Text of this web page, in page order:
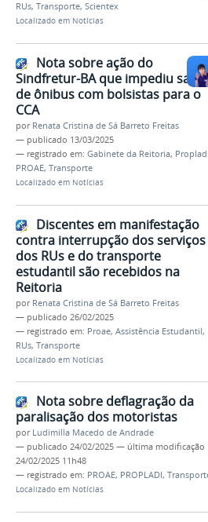
RUs, Transporte, Scientex
Localizado em Notícias
Nota sobre ação do
Sindfretur-BA que impediu saída
de ônibus com bolsistas para o
CCA
por Renata Cristina de Sá Barreto Freitas
— publicado 13/03/2025
— registrado em: Gabinete da Reitoria, Propladi
PROAE, Transporte
Localizado em Notícias
Discentes em manifestação
contra interrupção dos serviços
dos RUs e do transporte
estudantil são recebidos na
Reitoria
por Renata Cristina de Sá Barreto Freitas
— publicado 26/02/2025
— registrado em: Proae, Assistência Estudantil,
RUs, Transporte
Localizado em Notícias
Nota sobre deflagração da
paralisação dos motoristas
por Ludimilla Macedo de Andrade
— publicado 24/02/2025 — última modificação
24/02/2025 11h48
— registrado em: PROAE, PROPLADI,
Localizado em Notícias